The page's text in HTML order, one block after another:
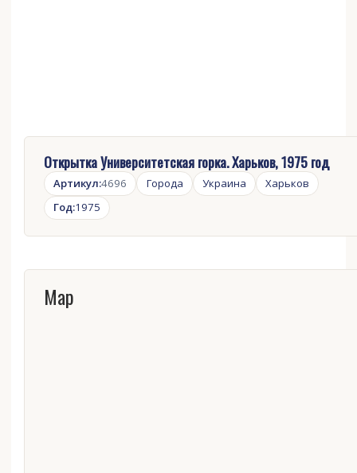
Открытка Университетская горка. Харьков, 1975 год
Артикул:4696 Города Украина
Харьков
Год:1975
Map